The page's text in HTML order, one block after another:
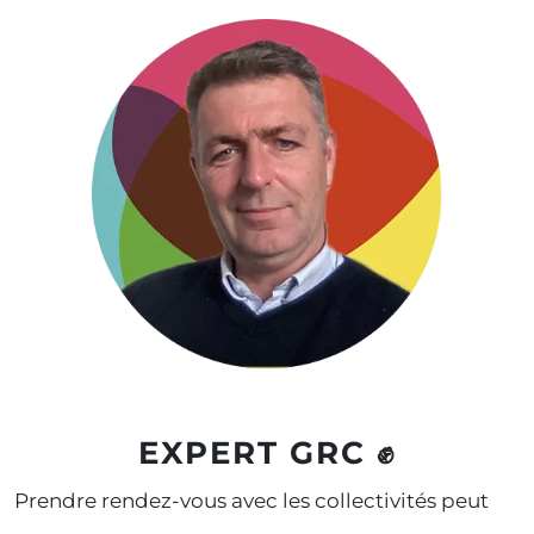
EXPERT GRC ✊
Prendre rendez-vous avec les collectivités peut